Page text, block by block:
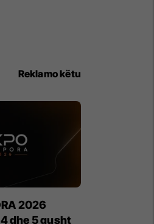
Reklamo këtu
2026
dhe 5 gusht